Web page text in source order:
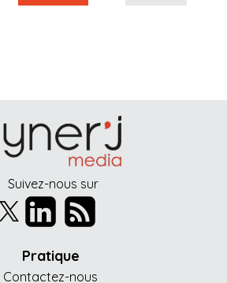
Suivez-nous sur
Pratique
Contactez-nous